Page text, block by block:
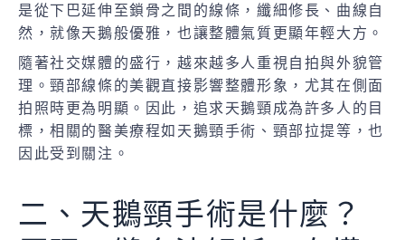
是從下巴延伸至鎖骨之間的線條，纖細修長、曲線自
然，就像天鵝般優雅，也讓整體氣質更顯年輕大方。
隨著社交媒體的盛行，越來越多人重視自拍與外貌管
理。頸部線條的美觀直接影響整體形象，尤其在側面
拍照時更為明顯。因此，追求天鵝頸成為許多人的目
標，相關的醫美療程如天鵝頸手術、頸部拉提等，也
因此受到關注。
二、天鵝頸手術是什麼？